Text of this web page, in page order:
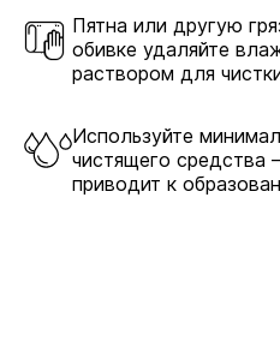
Пятна или другую
обивке удаляйте
раствором для
Используйте
чистящего средства
приводит к